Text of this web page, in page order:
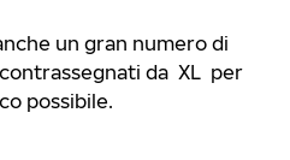
un gran numero di
da XL per
possibile.